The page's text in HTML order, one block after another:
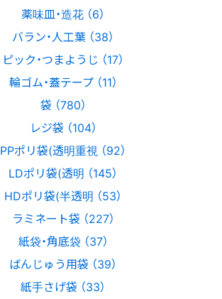
薬味皿・造花 （6）
バラン・人工葉 （38）
ピック・つまようじ （17）
輪ゴム・蓋テープ （11）
袋 （780）
レジ袋 （104）
PPポリ袋(透明重視 （92）
LDポリ袋(透明 （145）
HDポリ袋(半透明 （53）
ラミネート袋 （227）
紙袋・角底袋 （37）
ばんじゅう用袋 （39）
紙手さげ袋 （33）